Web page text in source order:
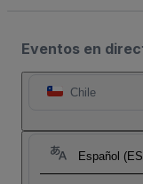
Eventos en
Chile
Español